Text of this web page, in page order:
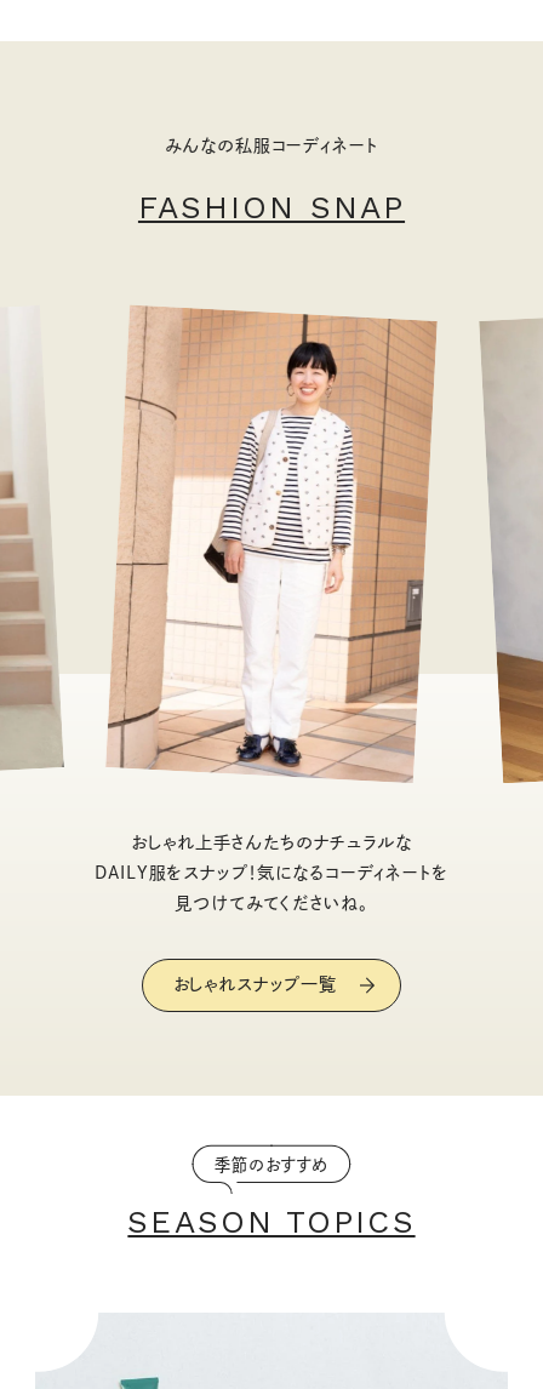
みんなの私服コーディネート
FASHION SNAP
おしゃれ上手さんたちのナチュラルな
DAILY服をスナップ！気になるコーディネートを
見つけてみてくださいね。
おしゃれスナップ一覧
季節のおすすめ
SEASON TOPICS